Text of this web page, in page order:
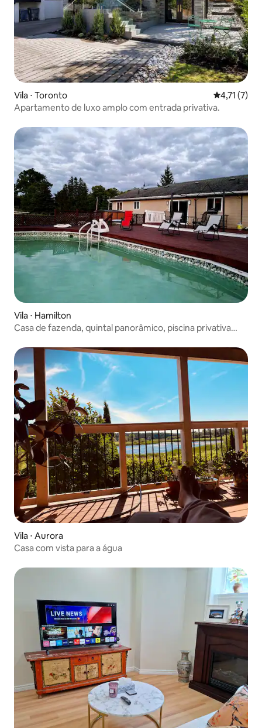
Vila ⋅ Toronto 4,71 de
4,71 (7)
Apartamento de luxo amplo com entrada privativa.
Vila ⋅ Hamilton
Casa de fazenda, quintal panorâmico, piscina privativa
Vila ⋅ Aurora
Casa com vista para a água